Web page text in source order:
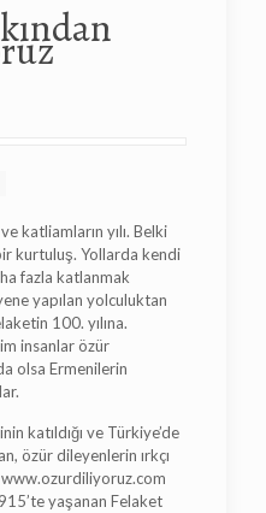
katliamların yılı. Belki
kurtuluş. Yollarda kendi
fazla katlanmak
yapılan yolculuktan
100. yılına.
insanlar özür
olsa Ermenilerin
katıldığı ve Türkiye’de
özür dileyenlerin ırkçı
www.ozurdiliyoruz.com
yaşanan Felaket